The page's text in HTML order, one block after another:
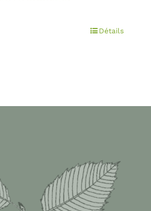
Détails